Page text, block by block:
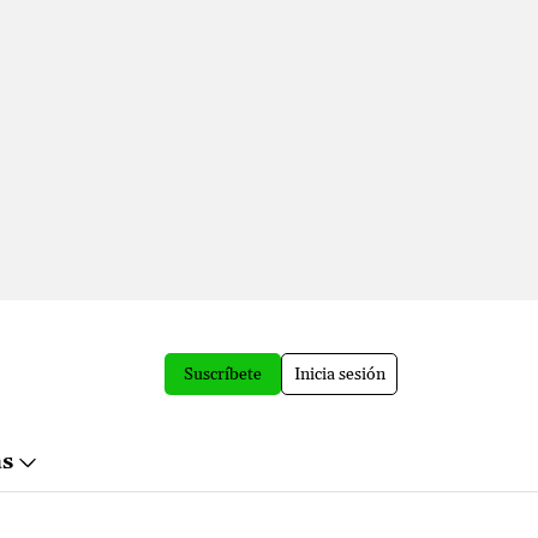
Suscríbete Inicia sesión